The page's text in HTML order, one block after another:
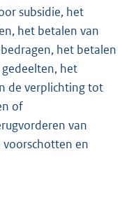
subsidie, het
het betalen van
het betalen
het
de verplichting tot
of
van
en